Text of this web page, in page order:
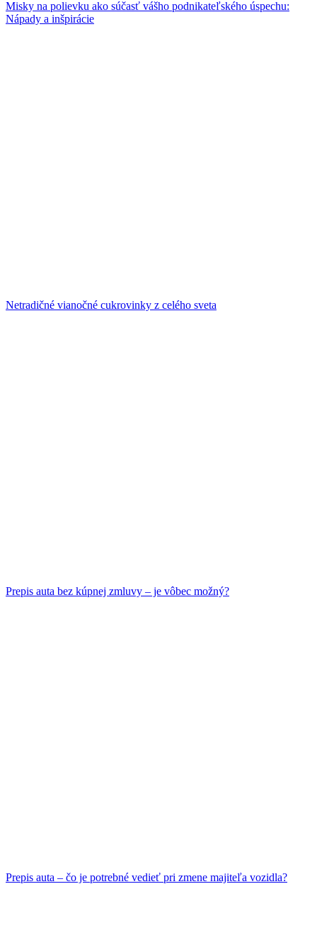
Misky na polievku ako súčasť vášho podnikateľského úspechu:
Nápady a inšpirácie
Netradičné vianočné cukrovinky z celého sveta
Prepis auta bez kúpnej zmluvy – je vôbec možný?
Prepis auta – čo je potrebné vedieť pri zmene majiteľa vozidla?